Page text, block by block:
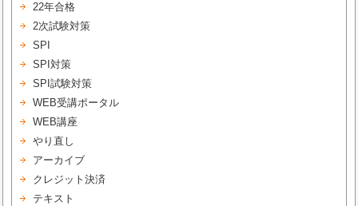
22年合格
2次試験対策
SPI
SPI対策
SPI試験対策
WEB受講ポータル
WEB講座
やり直し
アーカイブ
クレジット決済
テキスト